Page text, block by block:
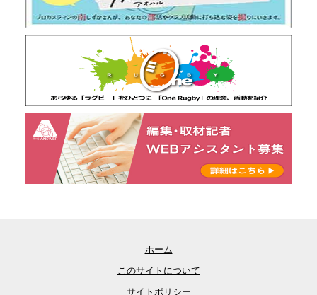
ホーム
このサイトについて
サイトポリシー